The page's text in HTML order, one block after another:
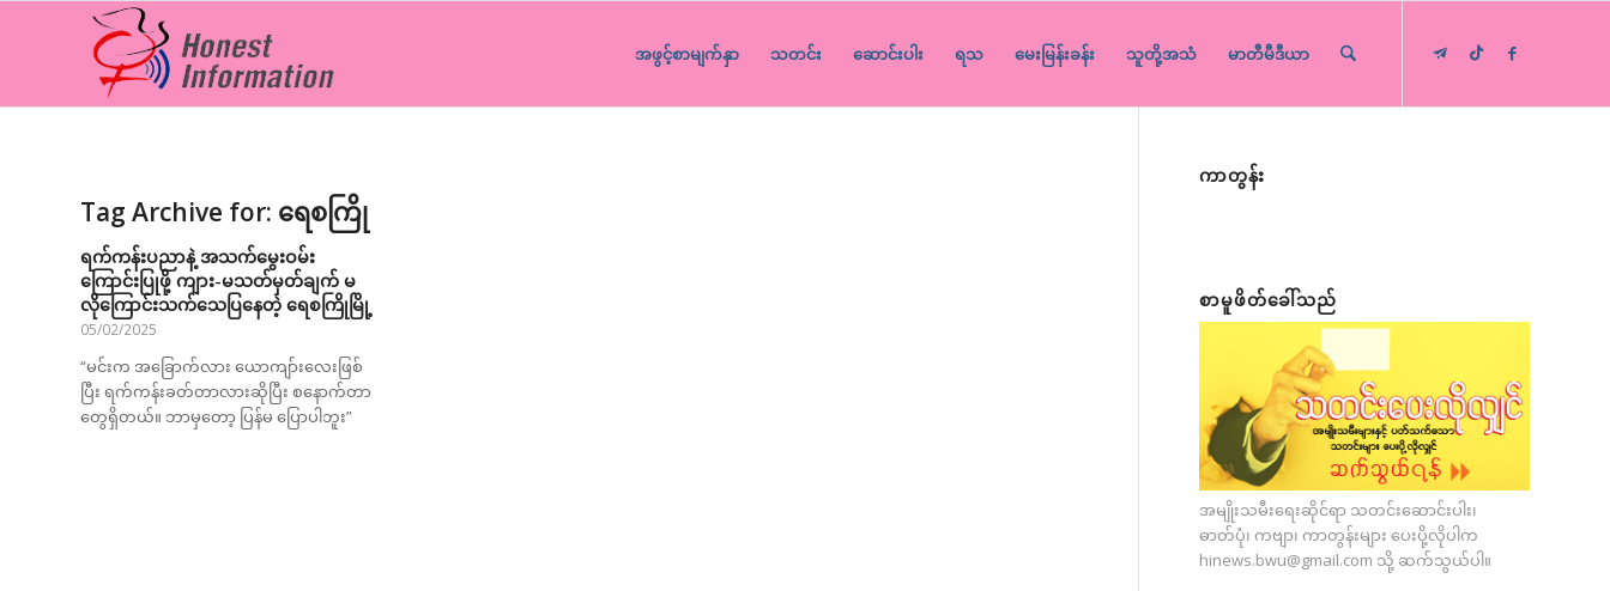
အဖွင့်စာမျက်နှာ သတင်း ဆောင်းပါး ရသ မေးမြန်းခန်း သူတို့အသံ မာတီမီဒီယာ
Tag Archive for: ရေစကြို
ရက်ကန်းပညာနဲ့ အသက်မွေးဝမ်း
ကြောင်းပြုဖို့ ကျား-မသတ်မှတ်ချက် မ
လိုကြောင်းသက်သေပြနေတဲ့ ရေစကြိုမြို့
05/02/2025
“မင်းက အခြောက်လား ယောကျာ်းလေးဖြစ်
ပြီး ရက်ကန်းခတ်တာလားဆိုပြီး စနောက်တာ
တွေရှိတယ်။ ဘာမှတော့ ပြန်မ ပြောပါဘူး”
ကာတွန်း
စာမူဖိတ်ခေါ်သည်
အမျိုးသမီးရေးဆိုင်ရာ သတင်းဆောင်းပါး၊
ဓာတ်ပုံ၊ ကဗျာ၊ ကာတွန်းများ ပေးပို့လိုပါက
hinews.bwu@gmail.com သို့ ဆက်သွယ်ပါ။